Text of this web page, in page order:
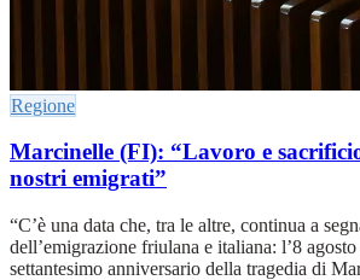
Regione
Marcinelle (FI): “Lavoro e
nostri emigrati”
“C’è una data che, tra le altre, continua a
dell’emigrazione friulana e italiana: l’8
settantesimo anniversario della tragedia di